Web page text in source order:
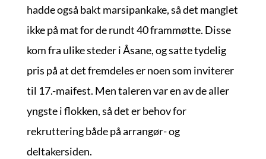
hadde også bakt marsipankake, så det manglet
ikke på mat for de rundt 40 frammøtte. Disse
kom fra ulike steder i Åsane, og satte tydelig
pris på at det fremdeles er noen som inviterer
til 17.-maifest. Men taleren var en av de aller
yngste i flokken, så det er behov for
rekruttering både på arrangør- og
deltakersiden.